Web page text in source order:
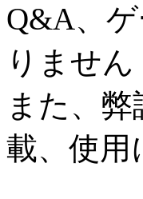
Q&A、
りません
また、
載、使用